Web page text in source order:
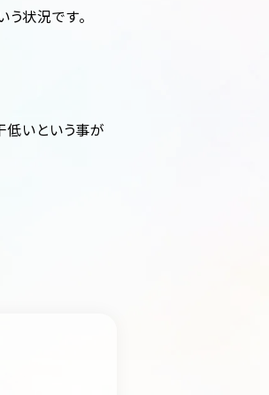
状況です。
いという事が